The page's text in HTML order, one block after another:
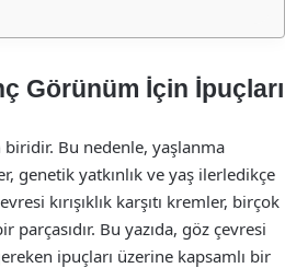
Görünüm İçin İpuçları
Bu nedenle, yaşlanma
genetik yatkınlık ve yaş ilerledikçe
kırışıklık karşıtı kremler, birçok
Bu yazıda, göz çevresi
ipuçları üzerine kapsamlı bir